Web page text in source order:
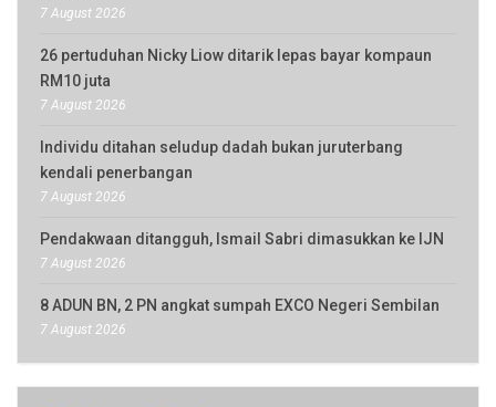
7 August 2026
26 pertuduhan Nicky Liow ditarik lepas bayar kompaun
RM10 juta
7 August 2026
Individu ditahan seludup dadah bukan juruterbang
kendali penerbangan
7 August 2026
Pendakwaan ditangguh, Ismail Sabri dimasukkan ke IJN
7 August 2026
8 ADUN BN, 2 PN angkat sumpah EXCO Negeri Sembilan
7 August 2026